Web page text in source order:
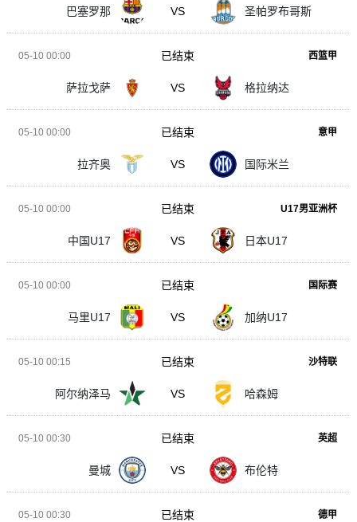
巴塞罗那 VS 圣帕罗布哥斯
05-10 00:00 西篮甲
萨拉戈萨 VS 格拉纳达
已结束
05-10 00:00 意甲
拉齐奥 VS 国际米兰
已结束
05-10 00:00 U17男亚洲杯
中国U17 VS 日本U17
已结束
05-10 00:00 国际赛
马里U17 VS 加纳U17
已结束
05-10 00:15 沙特联
阿尔纳泽马 VS 哈森姆
已结束
05-10 00:30 英超
曼城 VS 布伦特
已结束
05-10 00:30 德甲
已结束